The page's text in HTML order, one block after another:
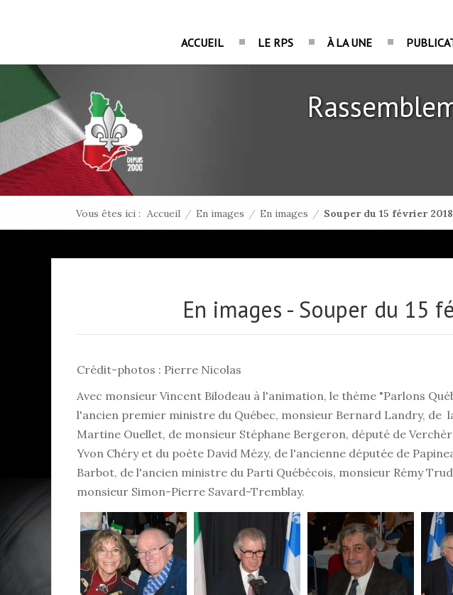
ACCUEIL LE RPS À LA UNE
Vous êtes ici : Accueil / En images / En images / Souper du 15 février 2018
En images - Souper du 15
Crédit-photos : Pierre Nicolas
Avec monsieur Vincent Bilodeau à l'animation, le thème "Parlons
l'ancien premier ministre du Québec, monsieur Bernard Landry, de
Martine Ouellet, de monsieur Stéphane Bergeron, député de
Yvon Chéry et du poète David Mézy, de l'ancienne députée de
Barbot, de l'ancien ministre du Parti Québécois, monsieur Rémy
monsieur Simon-Pierre Savard-Tremblay.